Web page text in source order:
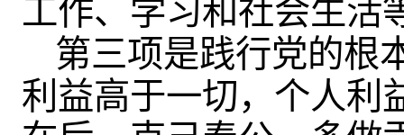
工作、学习和社会生活
第三项是践行党的根
利益高于一切，个人利